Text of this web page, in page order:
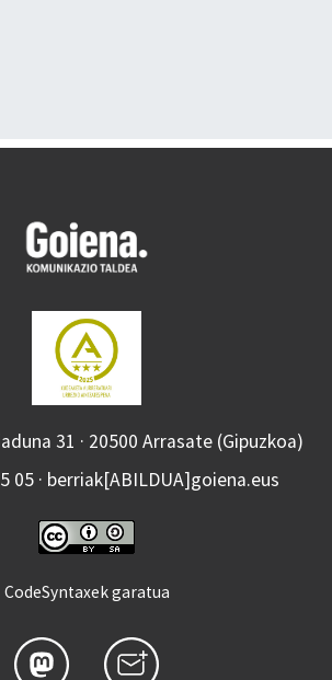
31 · 20500 Arrasate (Gipuzkoa)
05 · berriak[ABILDUA]goiena.eus
CodeSyntaxek garatua